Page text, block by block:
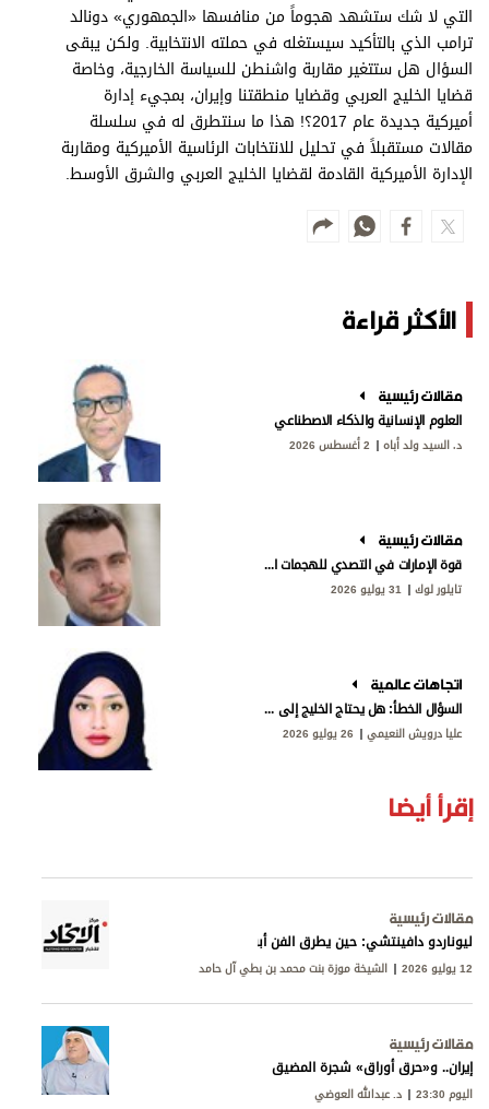
التي لا شك ستشهد هجوماً من منافسها «الجمهوري» دونالد
ترامب الذي بالتأكيد سيستغله في حملته الانتخابية. ولكن يبقى
السؤال هل ستتغير مقاربة واشنطن للسياسة الخارجية، وخاصة
قضايا الخليج العربي وقضايا منطقتنا وإيران، بمجيء إدارة
أميركية جديدة عام 2017؟! هذا ما سنتطرق له في سلسلة
مقالات مستقبلاً في تحليل للانتخابات الرئاسية الأميركية ومقاربة
الإدارة الأميركية القادمة لقضايا الخليج العربي والشرق الأوسط.
الأكثر قراءة
مقالات رئيسية
العلوم الإنسانية والذكاء الاصطناعي
د. السيد ولد أباه 2 أغسطس 2026
مقالات رئيسية
قوة الإمارات في التصدي للهجمات الإيرانية
تايلور لوك 31 يوليو 2026
اتجاهات عالمية
السؤال الخطأ: هل يحتاج الخليج إلى «ناتو»؟
عليا درويش النعيمي 26 يوليو 2026
إقرأ أيضا
مقالات رئيسية
ليوناردو دافينتشي: حين يطرق الفن أبواب المعرفة
12 يوليو 2026 الشيخة موزة بنت محمد بن بطي آل حامد
مقالات رئيسية
إيران.. و«حرق أوراق» شجرة المضيق
اليوم 23:30 د. عبدالله العوضي